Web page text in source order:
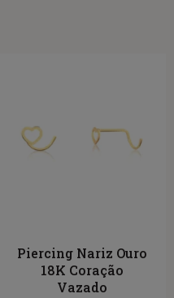
Piercing Nariz Ouro
18K Coração
Vazado